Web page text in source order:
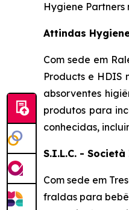
Hygiene Partners
Attindas
Com sede em
Products e HDIS
absorventes
produtos para
conhecidas,
S.I.L.C. -
Com sede em
fraldas para